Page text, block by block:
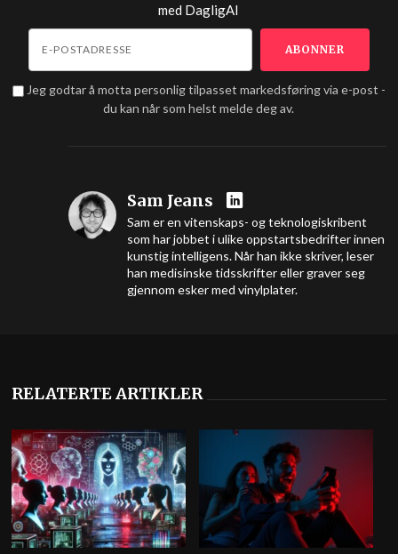
med DagligAI
Jeg godtar å motta personlig tilpasset markedsføring via e-post -
du kan når som helst melde deg av.
Sam Jeans
Sam er en vitenskaps- og teknologiskribent
som har jobbet i ulike oppstartsbedrifter innen
kunstig intelligens. Når han ikke skriver, leser
han medisinske tidsskrifter eller graver seg
gjennom esker med vinylplater.
RELATERTE ARTIKLER